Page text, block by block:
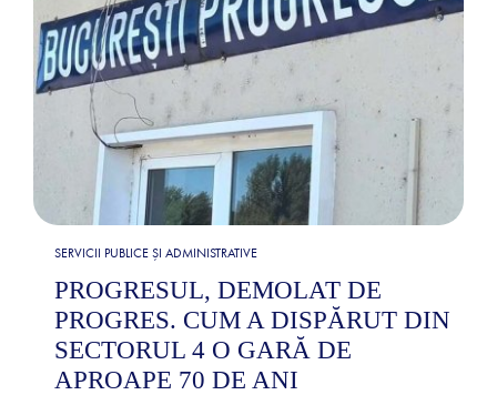
SERVICII PUBLICE ȘI ADMINISTRATIVE
PROGRESUL, DEMOLAT DE
PROGRES. CUM A DISPĂRUT DIN
SECTORUL 4 O GARĂ DE
APROAPE 70 DE ANI